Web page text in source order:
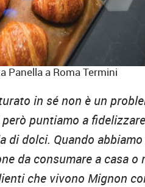
Panella a Roma Termini
in sé non è un
però puntiamo a
di dolci. Quando
da consumare a casa o
che vivono Mignon